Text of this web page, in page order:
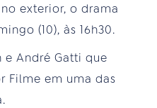
exterior, o drama
(10), às 16h30.
André Gatti que
Filme em uma das